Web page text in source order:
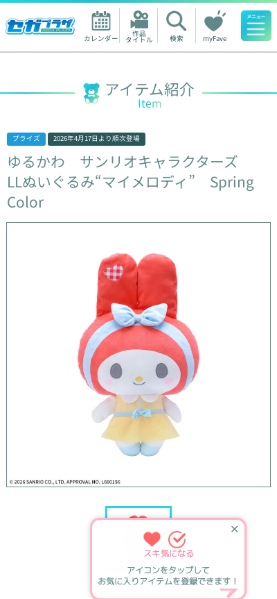
カレンダー 作品
タイトル 検索 myFave
人気ワード
アイテム紹介
Item
プライズ 2026年4月17日 より順次登場
ゆるかわ
サンリオキャラクターズ
LLぬいぐるみ“マイメロディ”
Spring
Color
✕
スキ気になる
アイコンをタップして
お気に入りアイテムを登録できます！